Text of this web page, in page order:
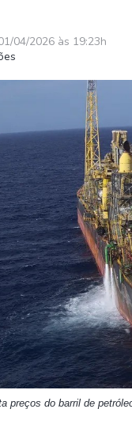
XPML11
HGLG11
XPLG11
KNRI11
KNCR11
Ver
04/2026 às 19:23h
preços do barril de